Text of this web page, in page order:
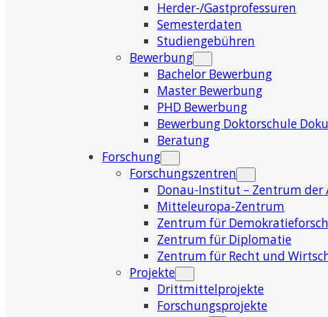
Herder-/Gastprofessuren
Semesterdaten
Studiengebühren
Bewerbung
Bachelor Bewerbung
Master Bewerbung
PHD Bewerbung
Bewerbung Doktorschule
Beratung
Forschung
Forschungszentren
Donau-Institut – Zentrum der
Mitteleuropa-Zentrum
Zentrum für
Zentrum für Diplomatie
Zentrum für Recht und
Projekte
Drittmittelprojekte
Forschungsprojekte